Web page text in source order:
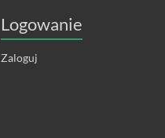
Logowanie
Zaloguj